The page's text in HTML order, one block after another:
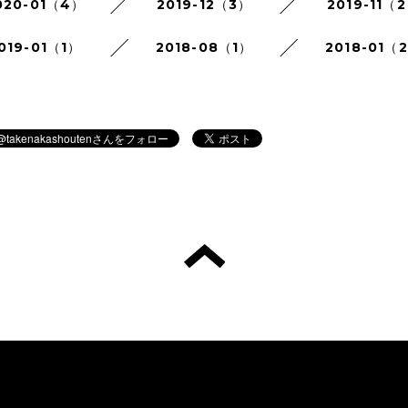
01（4） 2019-12（3） 2019-11（2
01（1） 2018-08（1） 2018-01（2